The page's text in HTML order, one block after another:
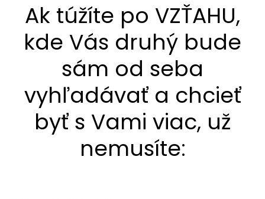
Ak túžíte po VZŤAHU,
kde Vás druhý bude
sám od seba
vyhľadávať a chcieť
byť s Vami viac, už
nemusíte: